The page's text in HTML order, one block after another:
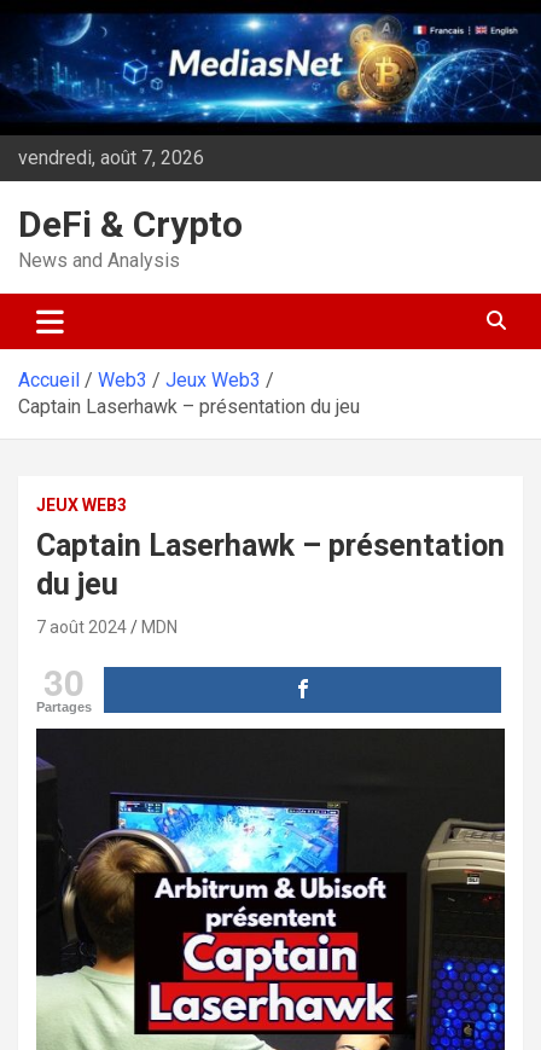
Aller
contenu
vendredi, août 7, 2026
DeFi & Crypto
News and Analysis
Accueil Web3
Jeux Web3
Captain Laserhawk – présentation du jeu
JEUX WEB3
Captain Laserhawk – présentation
du jeu
7 août 2024 MDN
30
Partages